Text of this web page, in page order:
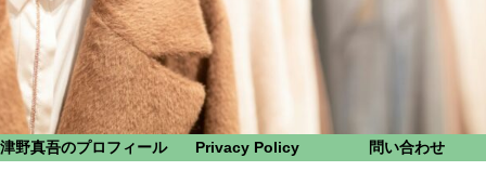
津野真吾のプロフィール Privacy Policy 問い合わせ